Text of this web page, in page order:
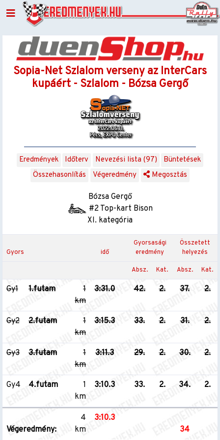
Sopia-Net Szlalom verseny az InterCars
kupáért - Szlalom - Bózsa Gergő
Eredmények Időterv Nevezési lista (97)
Büntetések
Összehasonlítás
Végeredmény Megosztás
Bózsa Gergő
#2 Top-kart Bison
XI. kategória
Gyors idő
Gyorsasági
eredmény
Összetett
helyezés
Absz. Kat. Absz. Kat.
Gy1 1.futam
1
km
3:31.0 42. 2. 37. 2.
Gy2 2.futam
1
km
3:15.3 33. 2. 31. 2.
Gy3 3.futam
1
km
3:11.3 29. 2. 30. 2.
Gy4 4.futam
1
km
3:10.3 33. 2. 34. 2.
Végeredmény:
4
km
3:10.3
34